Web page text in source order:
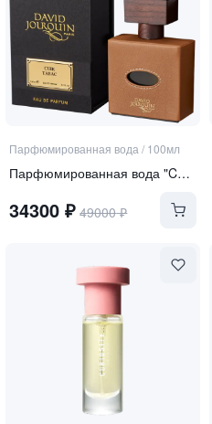
Парфюмированная вода / 100мл
Парфюмированная вода "Cuir Tabac"
34300 ₽ 49000₽